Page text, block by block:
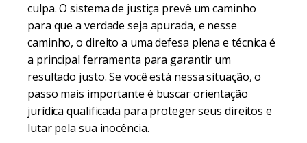
culpa. O sistema de justiça prevê um caminho
para que a verdade seja apurada, e nesse
caminho, o direito a uma defesa plena e técnica é
a principal ferramenta para garantir um
resultado justo. Se você está nessa situação, o
passo mais importante é buscar orientação
jurídica qualificada para proteger seus direitos e
lutar pela sua inocência.